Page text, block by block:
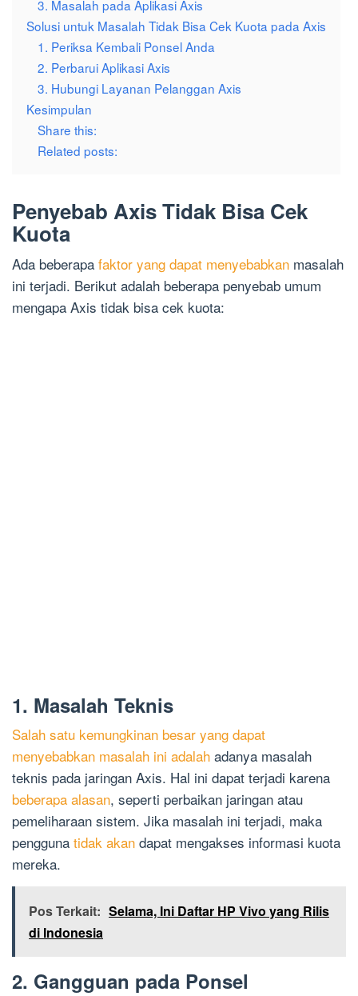
3. Masalah pada Aplikasi Axis
Solusi untuk Masalah Tidak Bisa Cek Kuota pada Axis
1. Periksa Kembali Ponsel Anda
2. Perbarui Aplikasi Axis
3. Hubungi Layanan Pelanggan Axis
Kesimpulan
Share this:
Related posts:
Penyebab Axis Tidak Bisa Cek
Kuota
Ada beberapa faktor yang dapat menyebabkan masalah
ini terjadi. Berikut adalah beberapa penyebab umum
mengapa Axis tidak bisa cek kuota:
1. Masalah Teknis
Salah satu kemungkinan besar yang dapat
menyebabkan masalah ini adalah adanya masalah
teknis pada jaringan Axis. Hal ini dapat terjadi karena
beberapa alasan, seperti perbaikan jaringan atau
pemeliharaan sistem. Jika masalah ini terjadi, maka
pengguna tidak akan dapat mengakses informasi kuota
mereka.
Pos Terkait: Selama, Ini Daftar HP Vivo yang Rilis
di Indonesia
2. Gangguan pada Ponsel